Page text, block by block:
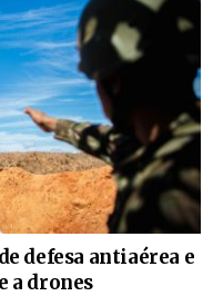
defesa antiaérea e
a drones